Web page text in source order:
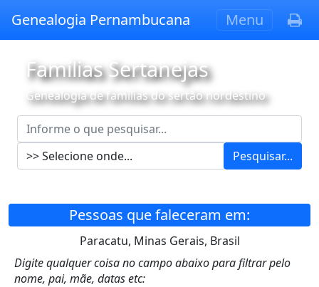
Genealogia Pernambucana Menu
Famílias Sertanejas
Genealogia de famílias do sertão nordestino
Pesquisar...
Pessoas que faleceram em:
Paracatu, Minas Gerais, Brasil
Digite qualquer coisa no campo abaixo para filtrar pelo
nome, pai, mãe, datas etc: